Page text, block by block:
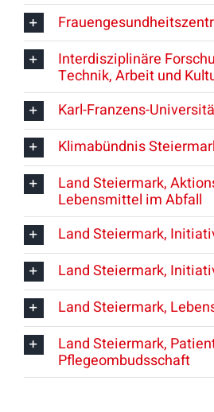
Interdisziplinäre
Technik, Arbeit und
Karl-Franzens-
Klimabündnis
Land Steiermark,
Lebensmittel im Abfall
Land Steiermark,
Land Steiermark,
Land Steiermark,
Land Steiermark,
Pflegeombudsschaft